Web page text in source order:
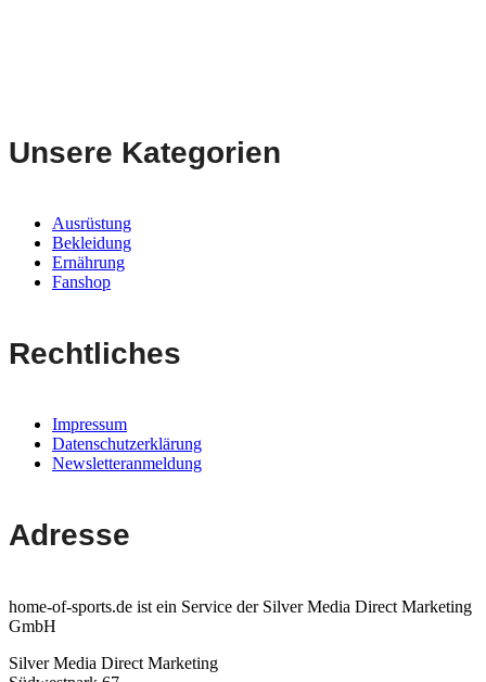
Unsere Kategorien
Ausrüstung
Bekleidung
Ernährung
Fanshop
Rechtliches
Impressum
Datenschutzerklärung
Newsletteranmeldung
Adresse
home-of-sports.de ist ein Service der Silver Media Direct Marketing
GmbH
Silver Media Direct Marketing